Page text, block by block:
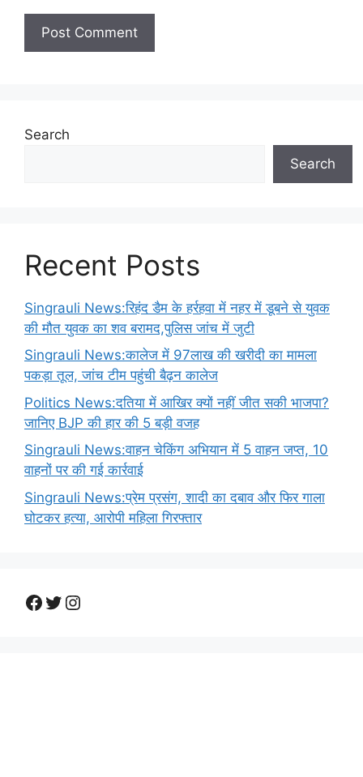
Search
Search
Recent Posts
Singrauli News:रिहंद डैम के हर्रहवा में नहर में डूबने से युवक
की मौत युवक का शव बरामद,पुलिस जांच में जुटी
Singrauli News:कालेज में 97लाख की खरीदी का मामला
पकड़ा तूल, जांच टीम पहुंची बैढ़न कालेज
Politics News:दतिया में आखिर क्यों नहीं जीत सकी भाजपा?
जानिए BJP की हार की 5 बड़ी वजह
Singrauli News:वाहन चेकिंग अभियान में 5 वाहन जप्त, 10
वाहनों पर की गई कार्रवाई
Singrauli News:प्रेम प्रसंग, शादी का दबाव और फिर गाला
घोटकर हत्या, आरोपी महिला गिरफ्तार
Facebook
Twitter
Instagram